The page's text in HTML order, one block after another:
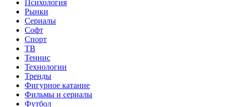
Психология
Рынки
Сериалы
Софт
Спорт
ТВ
Теннис
Технологии
Тренды
Фигурное катание
Фильмы и сериалы
Футбол